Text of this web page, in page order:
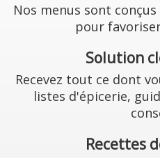
Nos menus sont
pour
Solution
Recevez tout ce dont
listes d'épicerie,
Recettes